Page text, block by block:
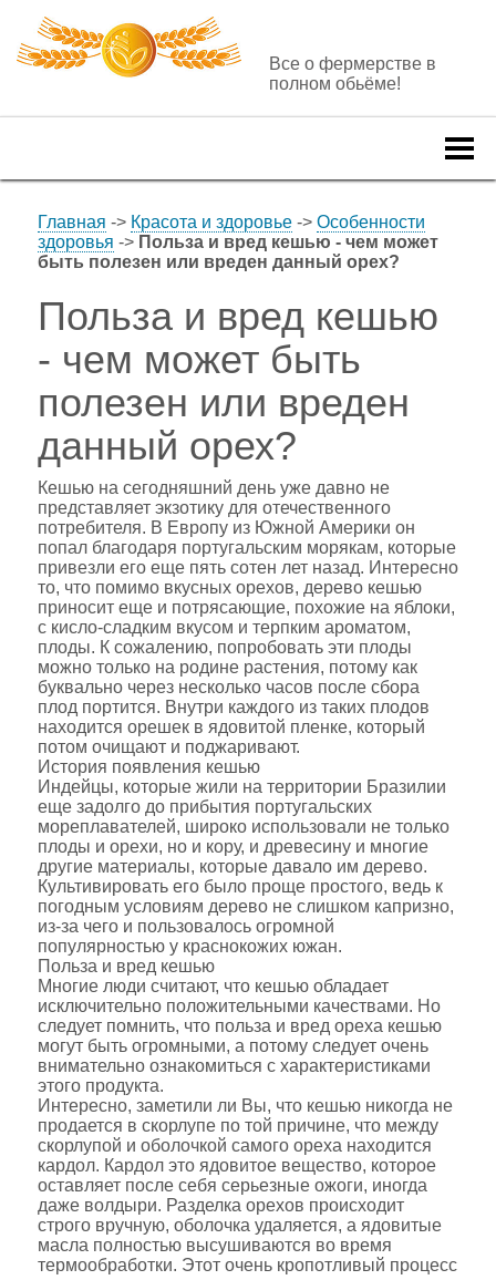
Все о фермерстве в
полном обьёме!
Главная -> Красота и здоровье-> Особенности
здоровья -> Польза и вред кешью - чем может
быть полезен или вреден данный орех?
Польза и вред кешью
- чем может быть
полезен или вреден
данный орех?
Кешью на сегодняшний день уже давно не
представляет экзотику для отечественного
потребителя. В Европу из Южной Америки он
попал благодаря португальским морякам, которые
привезли его еще пять сотен лет назад. Интересно
то, что помимо вкусных орехов, дерево кешью
приносит еще и потрясающие, похожие на яблоки,
с кисло-сладким вкусом и терпким ароматом,
плоды. К сожалению, попробовать эти плоды
можно только на родине растения, потому как
буквально через несколько часов после сбора
плод портится. Внутри каждого из таких плодов
находится орешек в ядовитой пленке, который
потом очищают и поджаривают.
История появления кешью
Индейцы, которые жили на территории Бразилии
еще задолго до прибытия португальских
мореплавателей, широко использовали не только
плоды и орехи, но и кору, и древесину и многие
другие материалы, которые давало им дерево.
Культивировать его было проще простого, ведь к
погодным условиям дерево не слишком капризно,
из-за чего и пользовалось огромной
популярностью у краснокожих южан.
Польза и вред кешью
Многие люди считают, что кешью обладает
исключительно положительными качествами. Но
следует помнить, что польза и вред ореха кешью
могут быть огромными, а потому следует очень
внимательно ознакомиться с характеристиками
этого продукта.
Интересно, заметили ли Вы, что кешью никогда не
продается в скорлупе по той причине, что между
скорлупой и оболочкой самого ореха находится
кардол. Кардол это ядовитое вещество, которое
оставляет после себя серьезные ожоги, иногда
даже волдыри. Разделка орехов происходит
строго вручную, оболочка удаляется, а ядовитые
масла полностью высушиваются во время
термообработки. Этот очень кропотливый процесс